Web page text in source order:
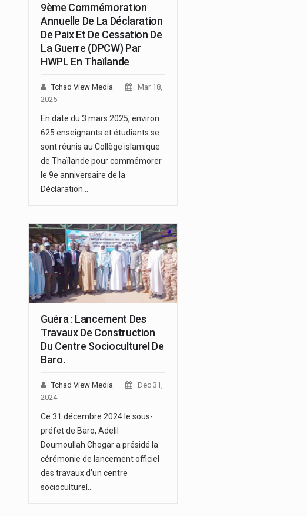
9ème Commémoration
Annuelle De La Déclaration
De Paix Et De Cessation De
La Guerre (DPCW) Par
HWPL En Thaïlande
Tchad View Media
Mar 18,
2025
En date du 3 mars 2025, environ
625 enseignants et étudiants se
sont réunis au Collège islamique
de Thaïlande pour commémorer
le 9e anniversaire de la
Déclaration…
Guéra : Lancement Des
Travaux De Construction
Du Centre Socioculturel De
Baro.
Tchad View Media
Dec 31,
2024
Ce 31 décembre 2024 le sous-
préfet de Baro, Adelil
Doumoullah Chogar a présidé la
cérémonie de lancement officiel
des travaux d’un centre
socioculturel…